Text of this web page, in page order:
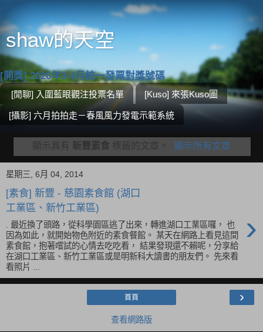
shaw的天空
[開獎] 2026年3-4月統一發票對獎號碼
[閒聊] 入圍藍眼觀注投票名單 [Kuso] 來張Kuso圖
[攝影] 六月拍拍走－春風風力發電示範系統
顯示具有 新豐素食 標籤的文章。 顯示所有文章
星期三, 6月 04, 2014
[素食] 新豐 - 慈園素食館 (湖口
工業區、新竹工業區)
›
. 最近換了頭路，從科學園區逃了出來，轉進湖口工業區囉， 也
因為如此，就開始物色附近的素食餐館。 某天在網路上看見這間
素食館，抱著嚐試的心情去吃吃看， 結果發現還不賴呢，分享給
在湖口工業區、新竹工業區或是明新科大讀書的朋友們。 先來看
看照片 ...
›
首頁
查看網路版